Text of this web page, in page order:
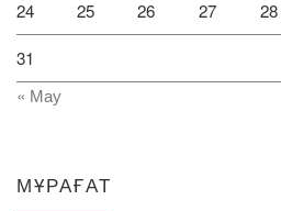
24 25 26 27 28
31
« Мау
МҰРАҒАТ